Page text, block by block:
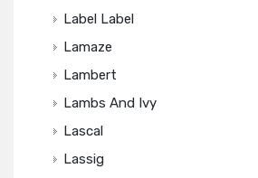
Label Label
Lamaze
Lambert
Lambs And Ivy
Lascal
Lassig